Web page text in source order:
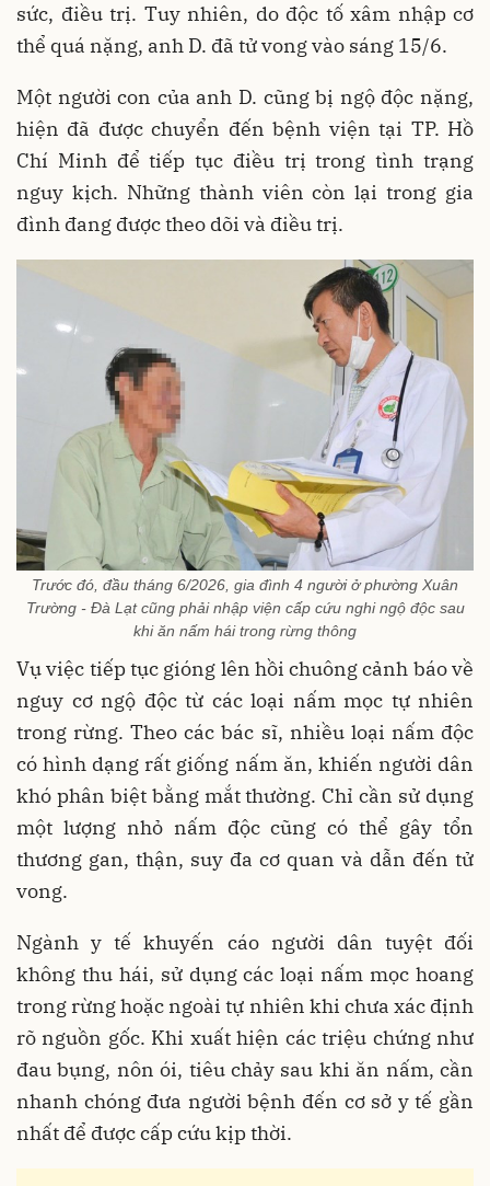
sức, điều trị. Tuy nhiên, do độc tố xâm nhập cơ
thể quá nặng, anh D. đã tử vong vào sáng 15/6.
Một người con của anh D. cũng bị ngộ độc nặng,
hiện đã được chuyển đến bệnh viện tại TP. Hồ
Chí Minh để tiếp tục điều trị trong tình trạng
nguy kịch. Những thành viên còn lại trong gia
đình đang được theo dõi và điều trị.
Trước đó, đầu tháng 6/2026, gia đình 4 người ở phường Xuân
Trường - Đà Lạt cũng phải nhập viện cấp cứu nghi ngộ độc sau
khi ăn nấm hái trong rừng thông
Vụ việc tiếp tục gióng lên hồi chuông cảnh báo về
nguy cơ ngộ độc từ các loại nấm mọc tự nhiên
trong rừng. Theo các bác sĩ, nhiều loại nấm độc
có hình dạng rất giống nấm ăn, khiến người dân
khó phân biệt bằng mắt thường. Chỉ cần sử dụng
một lượng nhỏ nấm độc cũng có thể gây tổn
thương gan, thận, suy đa cơ quan và dẫn đến tử
vong.
Ngành y tế khuyến cáo người dân tuyệt đối
không thu hái, sử dụng các loại nấm mọc hoang
trong rừng hoặc ngoài tự nhiên khi chưa xác định
rõ nguồn gốc. Khi xuất hiện các triệu chứng như
đau bụng, nôn ói, tiêu chảy sau khi ăn nấm, cần
nhanh chóng đưa người bệnh đến cơ sở y tế gần
nhất để được cấp cứu kịp thời.